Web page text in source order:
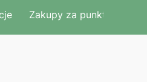
Zakupy za punkty